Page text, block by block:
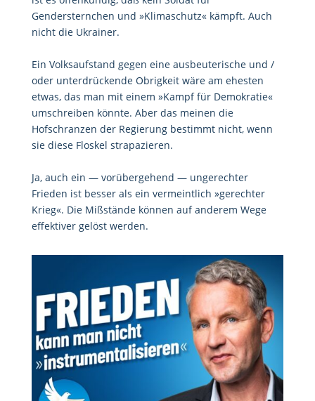
Gendersternchen und »Klimaschutz« kämpft. Auch
nicht die Ukrainer.
Ein Volksaufstand gegen eine ausbeuterische und /
oder unterdrückende Obrigkeit wäre am ehesten
etwas, das man mit einem »Kampf für Demokratie«
umschreiben könnte. Aber das meinen die
Hofschranzen der Regierung bestimmt nicht, wenn
sie diese Floskel strapazieren.
Ja, auch ein — vorübergehend — ungerechter
Frieden ist besser als ein vermeintlich »gerechter
Krieg«. Die Mißstände können auf anderem Wege
effektiver gelöst werden.